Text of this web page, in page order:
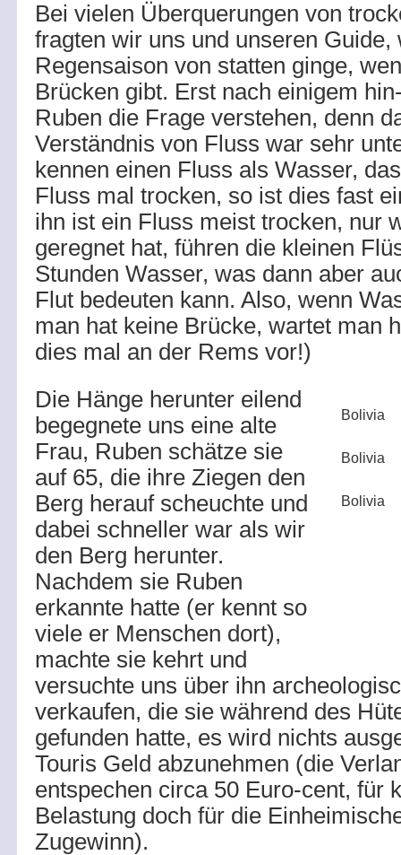
Bei vielen Überquerungen von
fragten wir uns und unseren Guide,
Regensaison von statten ginge,
Brücken gibt. Erst nach einigem
Ruben die Frage verstehen, denn
Verständnis von Fluss war sehr
kennen einen Fluss als Wasser,
Fluss mal trocken, so ist dies fast
ihn ist ein Fluss meist trocken, nur
geregnet hat, führen die kleinen
Stunden Wasser, was dann aber
Flut bedeuten kann. Also, wenn
man hat keine Brücke, wartet man
dies mal an der Rems vor!)
Bolivia
Bolivia
Bolivia
Die Hänge herunter eilend
begegnete uns eine alte
Frau, Ruben schätze sie
auf 65, die ihre Ziegen den
Berg herauf scheuchte und
dabei schneller war als wir
den Berg herunter.
Nachdem sie Ruben
erkannte hatte (er kennt so
viele er Menschen dort),
machte sie kehrt und
versuchte uns über ihn
verkaufen, die sie während des
gefunden hatte, es wird nichts
Touris Geld abzunehmen (die
entspechen circa 50 Euro-cent, für
Belastung doch für die
Zugewinn).